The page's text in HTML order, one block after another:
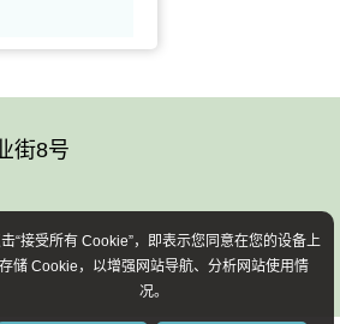
街8号
“接受所有 Cookie”，即表示您同意在您的设备上
存储 Cookie，以增强网站导航、分析网站使用情
况。